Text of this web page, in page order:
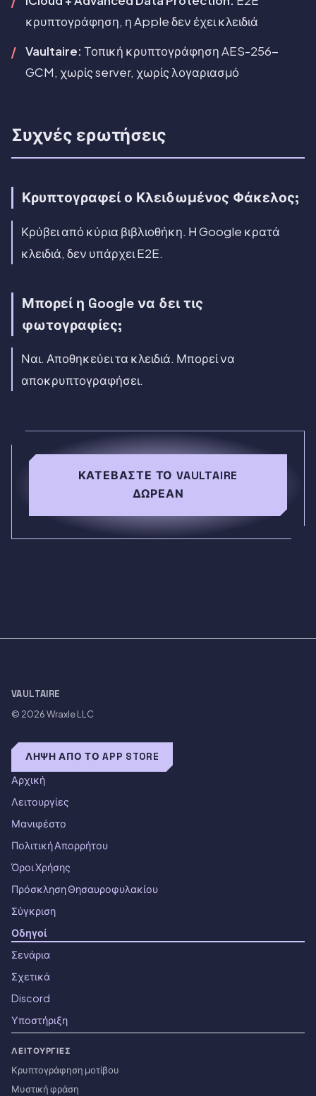
κρυπτογράφηση, η Apple δεν έχει κλειδιά
Vaultaire: Τοπική κρυπτογράφηση AES-256-
GCM, χωρίς server, χωρίς λογαριασμό
Συχνές ερωτήσεις
Κρυπτογραφεί ο Κλειδωμένος Φάκελος;
Κρύβει από κύρια βιβλιοθήκη. Η Google κρατά
κλειδιά, δεν υπάρχει E2E.
Μπορεί η Google να δει τις
φωτογραφίες;
Ναι. Αποθηκεύει τα κλειδιά. Μπορεί να
αποκρυπτογραφήσει.
ΚΑΤΕΒΆΣΤΕ ΤΟ VAULTAIRE
ΔΩΡΕΆΝ
VAULTAIRE
© 2026Wraxle LLC
ΛΉΨΗ ΑΠΌ ΤΟ APP STORE
Αρχική
Λειτουργίες
Μανιφέστο
Πολιτική Απορρήτου
Όροι Χρήσης
Πρόσκληση Θησαυροφυλακίου
Σύγκριση
Οδηγοί
Σενάρια
Σχετικά
Discord
Υποστήριξη
ΛΕΙΤΟΥΡΓΊΕΣ
Κρυπτογράφηση μοτίβου
Μυστική φράση